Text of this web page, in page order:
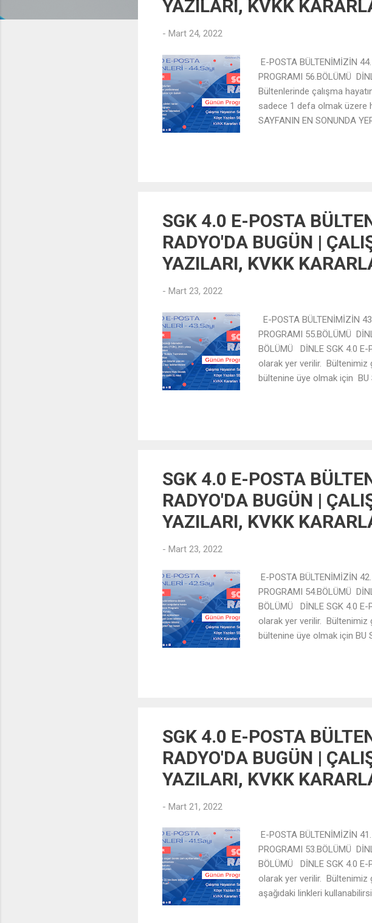
YAZILARI, KVKK
- Mart 24, 2022
E-POSTA BÜLTENİMİZİN
PROGRAMI 56.BÖLÜMÜ
Bültenlerinde çalışma
sadece 1 defa olmak üzere
SAYFANIN EN SONUNDA
SGK 4.0 E-POSTA
RADYO'DA BUGÜN |
YAZILARI, KVKK
- Mart 23, 2022
E-POSTA BÜLTENİMİZİN
PROGRAMI 55.BÖLÜMÜ
BÖLÜMÜ DİNLE SGK 4.0
olarak yer verilir.
bültenine üye olmak için BU
SGK 4.0 E-POSTA
RADYO'DA BUGÜN |
YAZILARI, KVKK
- Mart 23, 2022
E-POSTA BÜLTENİMİZİN
PROGRAMI 54.BÖLÜMÜ
BÖLÜMÜ DİNLE SGK 4.0
olarak yer verilir.
bültenine üye olmak için BU
SGK 4.0 E-POSTA
RADYO'DA BUGÜN |
YAZILARI, KVKK
- Mart 21, 2022
E-POSTA BÜLTENİMİZİN
PROGRAMI 53.BÖLÜMÜ
BÖLÜMÜ DİNLE SGK 4.0
olarak yer verilir. Bültenimiz
aşağıdaki linkleri